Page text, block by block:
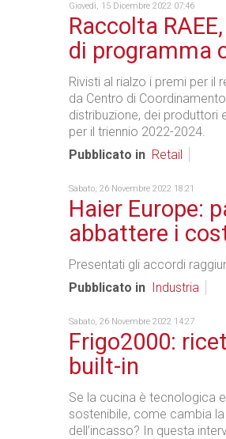
Giovedì, 15 Dicembre 2022 07:46
Raccolta
di programma
Rivisti al rialzo i premi per
da Centro di
distribuzione, dei produttori
per il triennio 2022-2024.
Pubblicato in Retail
Sabato, 26 Novembre 2022 18:21
Haier Europe:
abbattere i
Presentati gli accordi
Pubblicato in
Industria
Sabato, 26 Novembre 2022 14:27
Frigo2000:
built-in
Se la cucina è tecnologica
sostenibile, come cambia
dell’incasso? In questa